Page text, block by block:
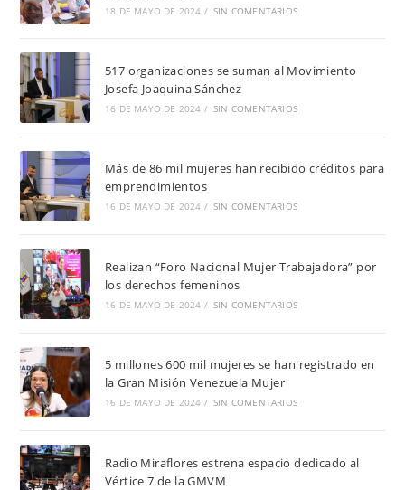
18 DE MAYO DE 2024 / SIN COMENTARIOS
517 organizaciones se suman al Movimiento
Josefa Joaquina Sánchez
16 DE MAYO DE 2024 / SIN COMENTARIOS
Más de 86 mil mujeres han recibido créditos para
emprendimientos
16 DE MAYO DE 2024 / SIN COMENTARIOS
Realizan “Foro Nacional Mujer Trabajadora” por
los derechos femeninos
16 DE MAYO DE 2024 / SIN COMENTARIOS
5 millones 600 mil mujeres se han registrado en
la Gran Misión Venezuela Mujer
16 DE MAYO DE 2024 / SIN COMENTARIOS
Radio Miraflores estrena espacio dedicado al
Vértice 7 de la GMVM